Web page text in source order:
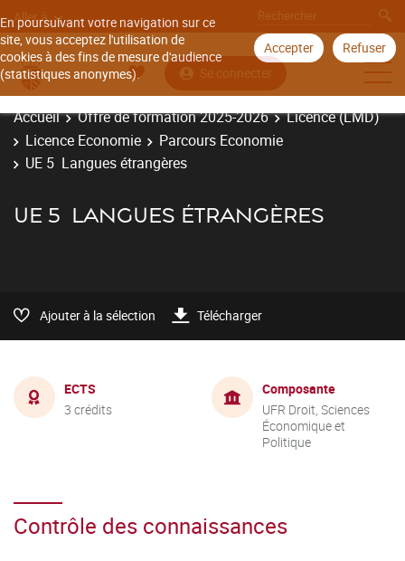
En poursuivant votre navigation sur ce
site, vous acceptez l'utilisation de
cookies à des fins de mesure d'audience
(statistiques anonymes).
Accepter Refuser
Aller à
Se connecter
Accueil Offre de formation 2025-2026
Licence (LMD)
Licence Economie
Parcours Economie
UE 5 Langues étrangères
UE 5 LANGUES ÉTRANGÈRES
Ajouter à la sélection Télécharger
ECTS
3 crédits
Composante
UFR Droit, Sciences
Économique et
Politique
Contrôle des connaissances